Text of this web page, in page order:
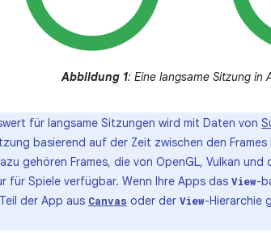
Abbildung 1: Eine langsame Sitzung in
für langsame Sitzungen wird mit Daten von
basierend auf der Zeit zwischen den
gehören Frames, die von OpenGL, Vulkan
für Spiele verfügbar. Wenn Ihre Apps das View-
der App aus Canvas oder der View-Hierarchie